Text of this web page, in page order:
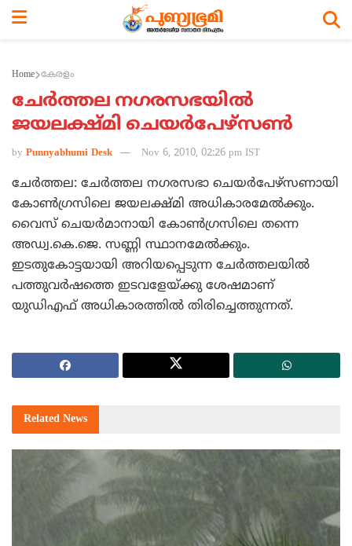
Home കേരളം
ചേര്‍ത്തല നഗരസഭയില്‍
ജയലക്ഷ്‌മി ചെയര്‍പേഴ്‌സണ്‍
by Punnyabhumi Desk Nov 6, 2010, 02:26 pm IST
ചേര്‍ത്തല: ചേര്‍ത്തല നഗരസഭാ ചെയര്‍പേഴ്‌സണായി
കോണ്‍ഗ്രസിലെ ജയലക്ഷ്‌മി അധികാരമേല്‍ക്കും.
വൈസ്‌ ചെയര്‍മാനായി കോണ്‍ഗ്രസിലെ തന്നെ
അഡ്വ.കെ.ജെ. സണ്ണി സ്ഥാനമേല്‍ക്കും.
ഇടതുകോട്ടയായി അറിയപ്പെടുന്ന ചേര്‍ത്തലയില്‍
പത്തുവര്‍ഷത്തെ ഇടവളേയ്‌ക്കു ശേഷമാണ്‌
യുഡിഎഫ്‌ അധികാരത്തില്‍ തിരിച്ചെത്തുന്നത്‌.
Related News